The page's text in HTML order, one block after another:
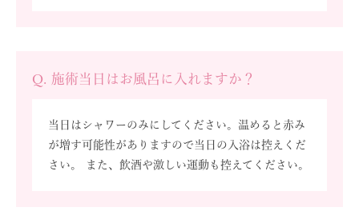
Q. 施術当日はお風呂に入れますか？
当日はシャワーのみにしてください。温めると赤み
が増す可能性がありますので当日の入浴は控えくだ
さい。 また、飲酒や激しい運動も控えてください。